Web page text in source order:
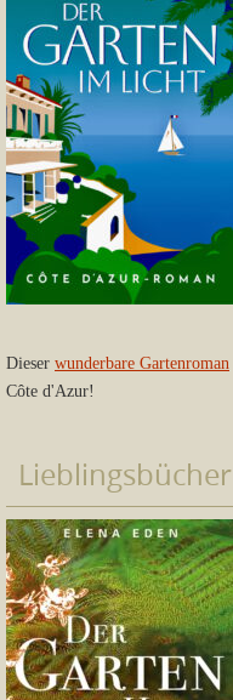
Dieser wunderbare Gartenroman
Côte d'Azur!
Lieblingsbücher